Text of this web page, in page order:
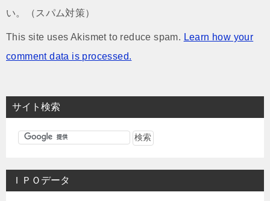
い。（スパム対策）
This site uses Akismet to reduce spam. Learn how your
comment data is processed.
サイト検索
ＩＰＯデータ